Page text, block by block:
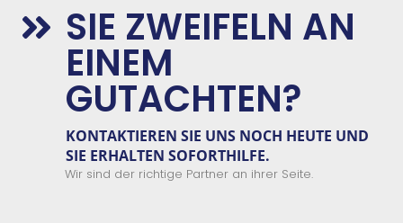
 SIE ZWEIFELN AN
EINEM
GUTACHTEN?
KONTAKTIEREN SIE UNSNOCH HEUTE UND
SIE ERHALTEN SOFORTHILFE.
Wir sind der richtige Partner an ihrer Seite.